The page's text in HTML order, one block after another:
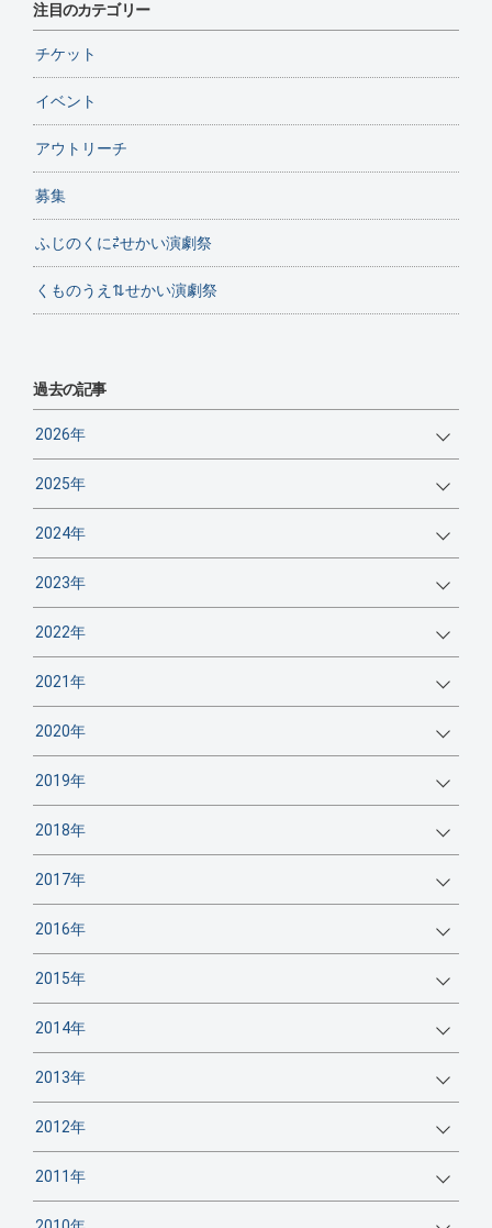
注目のカテゴリー
チケット
イベント
アウトリーチ
募集
ふじのくに⇄せかい演劇祭
くものうえ⇅せかい演劇祭
過去の記事
2026年
2025年
2024年
2023年
2022年
2021年
2020年
2019年
2018年
2017年
2016年
2015年
2014年
2013年
2012年
2011年